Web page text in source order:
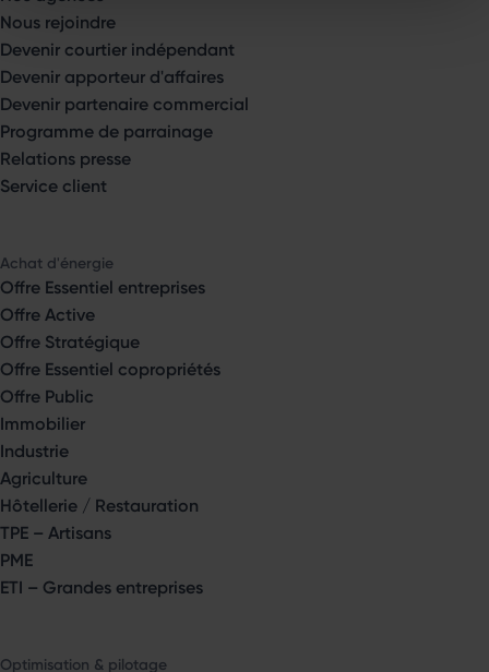
Nous rejoindre
Devenir courtier indépendant
Devenir apporteur d'affaires
Devenir partenaire commercial
Programme de parrainage
Relations presse
Service client
Achat d'énergie
Offre Essentiel entreprises
Offre Active
Offre Stratégique
Offre Essentiel copropriétés
Offre Public
Immobilier
Industrie
Agriculture
Hôtellerie / Restauration
TPE – Artisans
PME
ETI – Grandes entreprises
Optimisation & pilotage